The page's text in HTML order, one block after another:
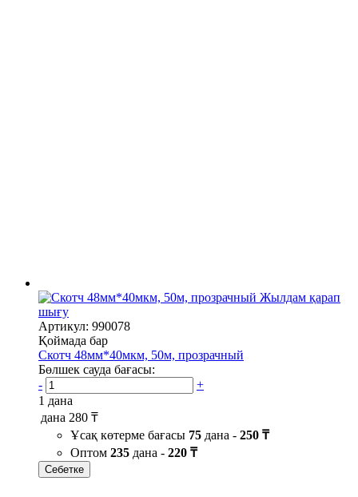
Жылдам қарап
шығу
Артикул: 990078
Қоймада бар
Скотч 48мм*40мкм, 50м, прозрачный
Бөлшек сауда бағасы:
-
+
1 дана
дана 280 ₸
Ұсақ көтерме бағасы 75 дана - 250 ₸
Оптом 235 дана - 220 ₸
Себетке